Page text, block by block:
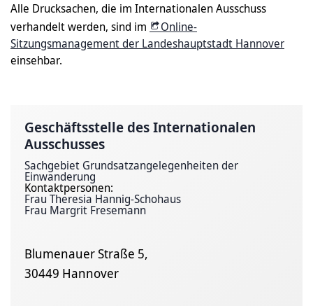
Alle Drucksachen, die im Internationalen Ausschuss
verhandelt werden, sind im
Online-
Sitzungsmanagement der Landeshauptstadt Hannover
einsehbar.
Geschäfts­stelle des Inter­nationalen
Ausschusses
Sachgebiet Grundsatzangelegenheiten der
Einwanderung
Kontaktpersonen:
Frau Theresia Hannig-Schohaus
Frau Margrit Fresemann
Blumenauer Straße 5,
30449 Hannover